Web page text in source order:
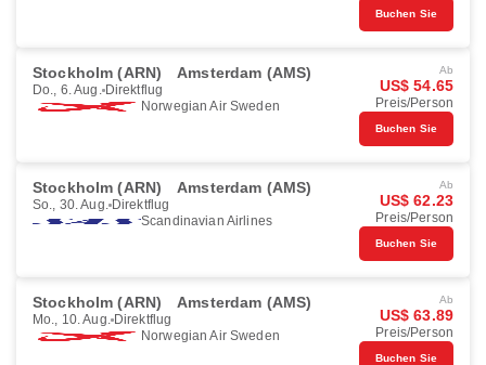
Buchen Sie
Stockholm (ARN) Amsterdam (AMS)
Do., 6. Aug. Direktflug
Norwegian Air Sweden
Ab
US$ 54.65
Preis/Person
Buchen Sie
Stockholm (ARN) Amsterdam (AMS)
So., 30. Aug. Direktflug
Scandinavian Airlines
Ab
US$ 62.23
Preis/Person
Buchen Sie
Stockholm (ARN) Amsterdam (AMS)
Mo., 10. Aug. Direktflug
Norwegian Air Sweden
Ab
US$ 63.89
Preis/Person
Buchen Sie